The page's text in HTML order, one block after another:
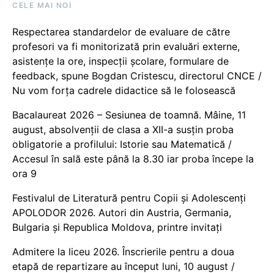
CELE MAI NOI
Respectarea standardelor de evaluare de către
profesori va fi monitorizată prin evaluări externe,
asistențe la ore, inspecții școlare, formulare de
feedback, spune Bogdan Cristescu, directorul CNCE /
Nu vom forța cadrele didactice să le folosească
Bacalaureat 2026 – Sesiunea de toamnă. Mâine, 11
august, absolvenții de clasa a XII-a susțin proba
obligatorie a profilului: Istorie sau Matematică /
Accesul în sală este până la 8.30 iar proba începe la
ora 9
Festivalul de Literatură pentru Copii și Adolescenți
APOLODOR 2026. Autori din Austria, Germania,
Bulgaria și Republica Moldova, printre invitați
Admitere la liceu 2026. Înscrierile pentru a doua
etapă de repartizare au început luni, 10 august /